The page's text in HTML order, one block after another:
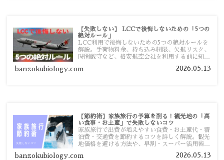
【失敗しない】 LCCで後悔しないための「5つの
絶対ルール」
LCC利用で後悔しないための5つの絶対ルールを
解説。手荷物料金、持ち込み制限、欠航リスク、
時間厳守など、格安航空会社を利用する前に知っ
す。
banzokubiology.com 2026.05.13
【節約術】家族旅行の予算を削る！観光地の「高
い食事・お土産」で失敗しないコツ
家族旅行で出費が増えやすい食費・お土産代・宿
泊費・交通費を節約するコツを詳しく解説。観光
地価格を避ける方法や、早割・スーパー活用術、
banzokubiology.com 2026.05.13